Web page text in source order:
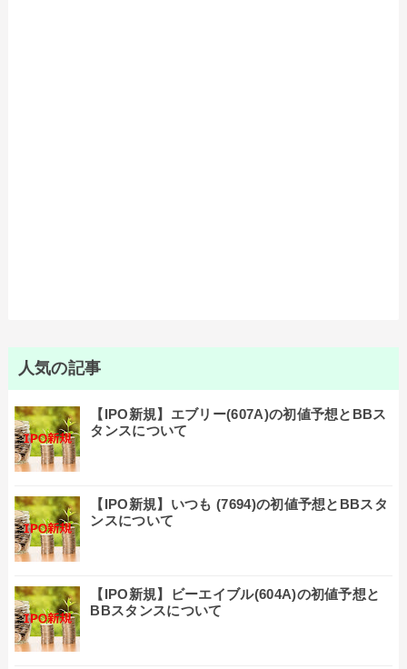
人気の記事
【IPO新規】エブリー(607A)の初値予想とBBス
タンスについて
【IPO新規】いつも (7694)の初値予想とBBスタ
ンスについて
【IPO新規】ビーエイブル(604A)の初値予想と
BBスタンスについて